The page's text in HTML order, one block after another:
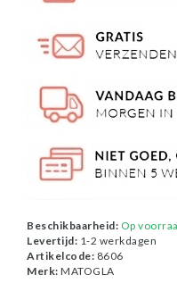
Beschikbaarheid: Op
Levertijd: 1-2 werkdagen
Artikelcode: 8606
Merk: MATOGLA